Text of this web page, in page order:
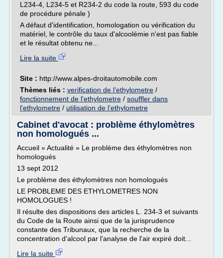
L234-4, L234-5 et R234-2 du code la route, 593 du code
de procédure pénale )
A défaut d'identification, homologation ou vérification du
matériel, le contrôle du taux d'alcoolémie n'est pas fiable
et le résultat obtenu ne...
Lire la suite
Site : http://www.alpes-droitautomobile.com
Thèmes liés : verification de l'ethylometre /
fonctionnement de l'ethylometre / souffler dans
l'ethylometre / utilisation de l'ethylometre
Cabinet d'avocat : problème éthylomètres
non homologués ...
Accueil » Actualité » Le problème des éthylomètres non
homologués
13 sept 2012
Le problème des éthylomètres non homologués
LE PROBLEME DES ETHYLOMETRES NON
HOMOLOGUES !
Il résulte des dispositions des articles L. 234-3 et suivants
du Code de la Route ainsi que de la jurisprudence
constante des Tribunaux, que la recherche de la
concentration d'alcool par l'analyse de l'air expiré doit...
Lire la suite